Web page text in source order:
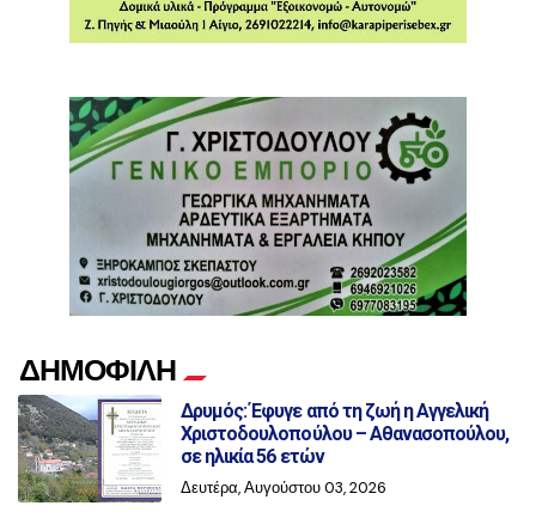
ΔΗΜΟΦΙΛΗ
Δρυμός: Έφυγε από τη ζωή η Αγγελική
Χριστοδουλοπούλου – Αθανασοπούλου,
σε ηλικία 56 ετών
Δευτέρα, Αυγούστου 03, 2026